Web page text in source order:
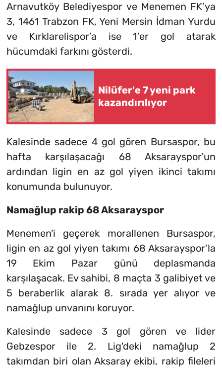
Arnavutköy Belediyespor ve Menemen FK’ya
3, 1461 Trabzon FK, Yeni Mersin İdman Yurdu
ve Kırklarelispor’a ise 1’er gol atarak
hücumdaki farkını gösterdi.
Nilüfer'e 7 yeni park
kazandırılıyor
Kalesinde sadece 4 gol gören Bursaspor, bu
hafta karşılaşacağı 68 Aksarayspor'un
ardından ligin en az gol yiyen ikinci takımı
konumunda bulunuyor.
Namağlup rakip 68 Aksarayspor
Menemen'i geçerek morallenen Bursaspor,
ligin en az gol yiyen takımı 68 Aksarayspor’la
19 Ekim Pazar günü deplasmanda
karşılaşacak. Ev sahibi, 8 maçta 3 galibiyet ve
5 beraberlik alarak 8. sırada yer alıyor ve
namağlup unvanını koruyor.
Kalesinde sadece 3 gol gören ve lider
Gebzespor ile 2. Lig'deki namağlup 2
takımdan biri olan Aksaray ekibi, rakip fileleri